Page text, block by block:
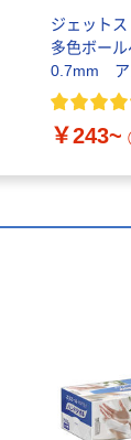
ジェット
多色ボー
0.7mm ア
カラー軸
￥243~